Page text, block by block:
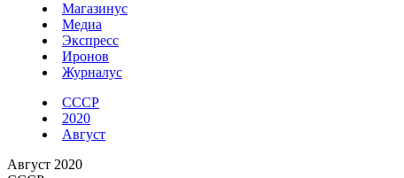
Магазинус
Медиа
Экспресс
Иронов
Журналус
СССР
2020
Август
Август 2020